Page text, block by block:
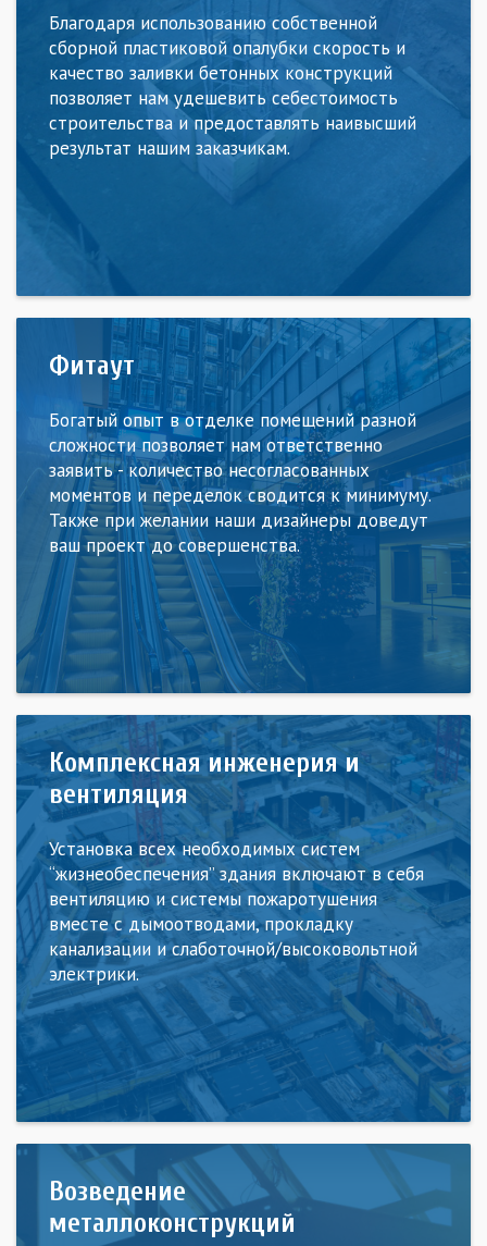
Благодаря использованию собственной
сборной пластиковой опалубки скорость и
качество заливки бетонных конструкций
позволяет нам удешевить себестоимость
строительства и предоставлять наивысший
результат нашим заказчикам.
Фитаут
Богатый опыт в отделке помещений разной
сложности позволяет нам ответственно
заявить - количество несогласованных
моментов и переделок сводится к минимуму.
Также при желании наши дизайнеры доведут
ваш проект до совершенства.
Комплексная инженерия и
вентиляция
Установка всех необходимых систем
“жизнеобеспечения” здания включают в себя
вентиляцию и системы пожаротушения
вместе с дымоотводами, прокладку
канализации и слаботочной/высоковольтной
электрики.
Возведение
металлоконструкций